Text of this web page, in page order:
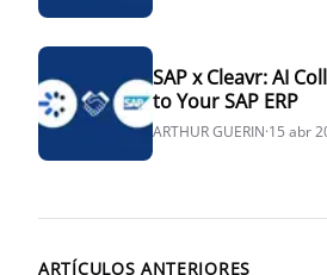
SAP x Cleavr: AI
to Your SAP ERP
ARTHUR GUERIN·15 abr
ARTÍCULOS ANTERIORES